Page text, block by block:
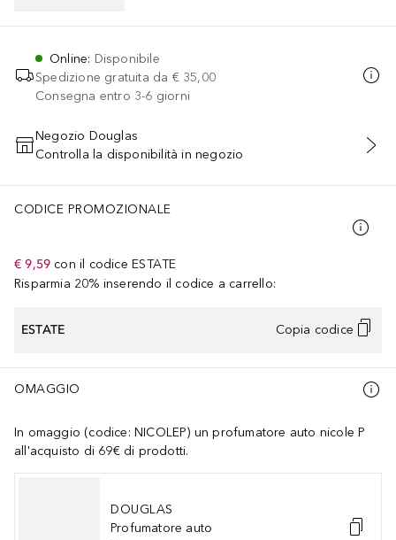
Online: Disponibile
Spedizione gratuita da € 35,00
Consegna entro 3-6 giorni
AGGIUNGI AL CARRELLO
Negozio Douglas
Controlla la disponibilità in negozio
CODICE PROMOZIONALE
€ 9,59 con il codice ESTATE
Risparmia 20% inserendo il codice a carrello:
ESTATE Copia codice
OMAGGIO
In omaggio (codice: NICOLEP) un profumatore auto nicole P
all'acquisto di 69€ di prodotti.
DOUGLAS
Profumatore auto